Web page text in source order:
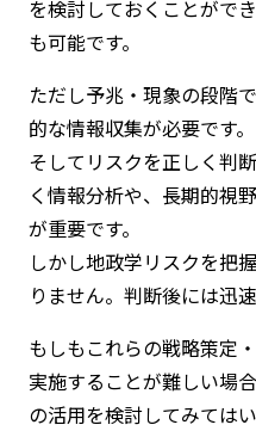
を検討しておくことがで
も可能です。
ただし予兆・現象の段階
的な情報収集が必要です。
そしてリスクを正しく判
く情報分析や、長期的視
が重要です。
しかし地政学リスクを把
りません。判断後には迅
もしもこれらの戦略策定
実施することが難しい場
の活用を検討してみては